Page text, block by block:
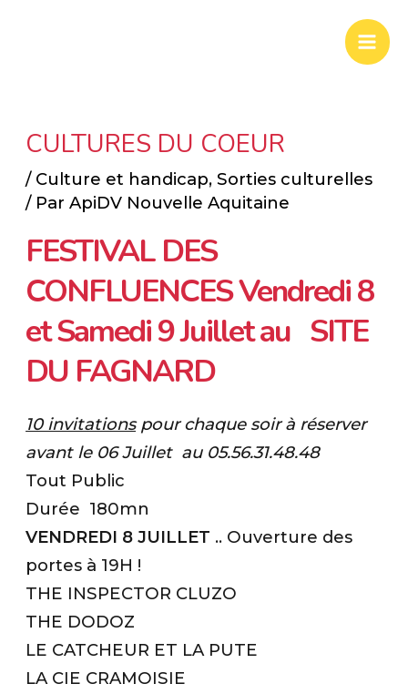
CULTURES DU COEUR
/ Culture et handicap,Sorties culturelles
/ ParApiDV Nouvelle Aquitaine
FESTIVAL DES
CONFLUENCES Vendredi 8
et Samedi 9 Juillet au SITE
DU FAGNARD
10 invitationspour chaque soir à réserver
avant le 06 Juillet au 05.56.31.48.48
Tout Public
Durée 180mn
VENDREDI 8 JUILLET .. Ouverture des
portes à 19H !
THE INSPECTOR CLUZO
THE DODOZ
LE CATCHEUR ET LA PUTE
LA CIE CRAMOISIE